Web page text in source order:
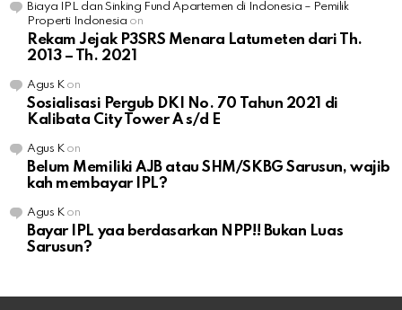
Biaya IPL dan Sinking Fund Apartemen di Indonesia – Pemilik
Properti Indonesia on
Rekam Jejak P3SRS Menara Latumeten dari Th.
2013 – Th. 2021
Agus Kon
Sosialisasi Pergub DKI No. 70 Tahun 2021 di
Kalibata City Tower A s/d E
Agus Kon
Belum Memiliki AJB atau SHM/SKBG Sarusun, wajib
kah membayar IPL?
Agus Kon
Bayar IPL yaa berdasarkan NPP!! Bukan Luas
Sarusun?